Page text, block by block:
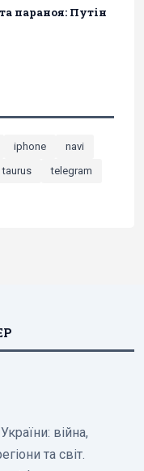
параноя: Путін
iphone
navi
taurus
telegram
війна,
та світ.